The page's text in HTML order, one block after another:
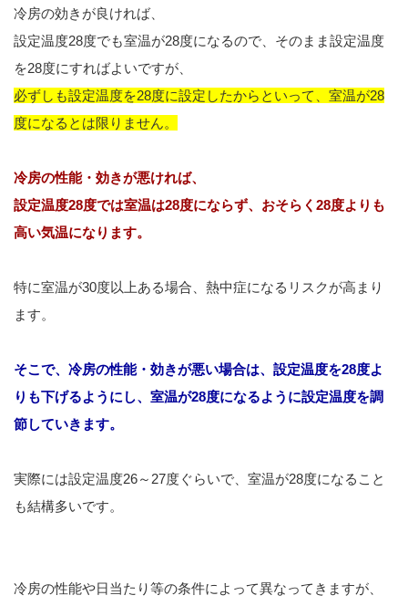
冷房の効きが良ければ、
設定温度28度でも室温が28度になるので、そのまま設定温度
を28度にすればよいですが、
必ずしも設定温度を28度に設定したからといって、室温が28
度になるとは限りません。
冷房の性能・効きが悪ければ、
設定温度28度では室温は28度にならず、おそらく28度よりも
高い気温になります。
特に室温が30度以上ある場合、熱中症になるリスクが高まり
ます。
そこで、冷房の性能・効きが悪い場合は、設定温度を28度よ
りも下げるようにし、室温が28度になるように設定温度を調
節していきます。
実際には設定温度26～27度ぐらいで、室温が28度になること
も結構多いです。
冷房の性能や日当たり等の条件によって異なってきますが、